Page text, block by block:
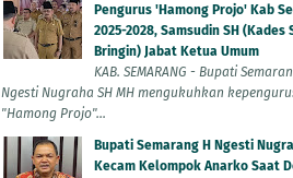
Pengurus 'Hamong Projo' Kab
2025-2028, Samsudin SH (Kades
Bringin) Jabat Ketua Umum
KAB. SEMARANG - Bupati
Ngesti Nugraha SH MH mengukuhkan
"Hamong Projo"...
Bupati Semarang H Ngesti
Kecam Kelompok Anarko Saat